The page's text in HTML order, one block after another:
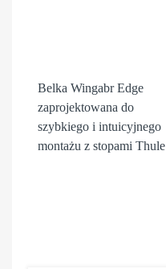
Belka Wingabr Edge
zaprojektowana do
szybkiego i intuicyjnego
montażu z stopami Thule